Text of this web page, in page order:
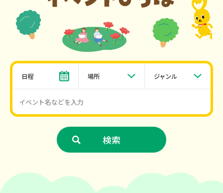
日程 場所 ジャンル